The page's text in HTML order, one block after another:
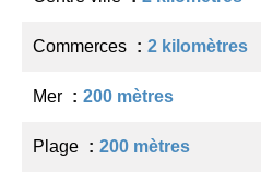
Commerces 2 kilomètres
Mer 200 mètres
Plage 200 mètres